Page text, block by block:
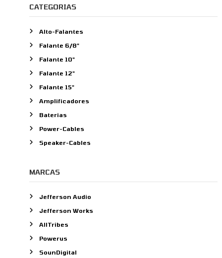
q
u
s
a
r
o
r
:
CATEGORIAS
Alto-Falantes
Falante 6/8"
Falante 10"
Falante 12"
Falante 15"
Amplificadores
Baterias
Power-Cables
Speaker-Cables
MARCAS
Jefferson Audio
Jefferson Works
AllTribes
Powerus
SounDigital